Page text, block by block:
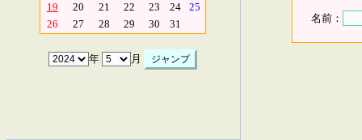
19
20 21 22 23 24
25
26
27 28 29 30 31
年 月
名前：